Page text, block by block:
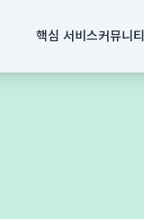
핵심 서비스커뮤니티